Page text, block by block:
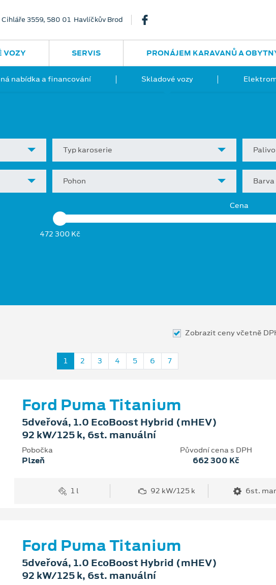
Cihláře 3559, 580 01 Havlíčkův Brod
nabídka a financování Skladové vozy
VOZY SERVIS PRONÁJEM KARAVANŮ A
Typ karoserie
Pohon Barva
Cena
472 300 Kč
Zobrazit ceny včetně
1 2 3 4 5 6 7
Ford Puma Titanium
5dveřová, 1.0 EcoBoost Hybrid (mHEV)
92 kW/125 k, 6st. manuální
Pobočka
Plzeň
Původní cena s DPH
662 300 Kč
1 l 92 kW/125 k 6st.
Ford Puma Titanium
5dveřová, 1.0 EcoBoost Hybrid (mHEV)
92 kW/125 k, 6st. manuální